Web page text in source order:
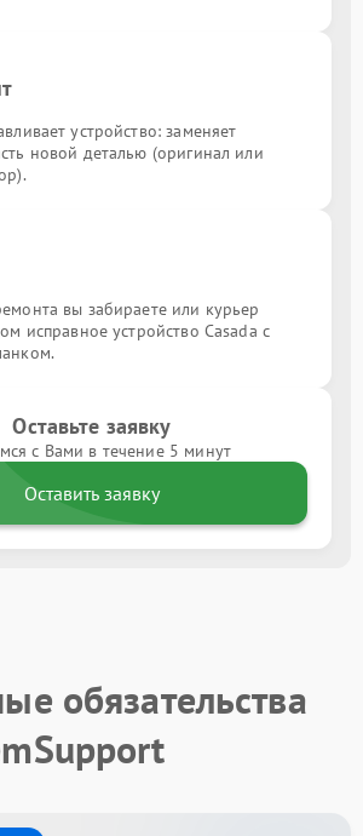
устройство: заменяет
новой деталью (оригинал или
вы забираете или курьер
исправное устройство Casada с
Оставьте заявку
с Вами в течение 5 минут
Оставить заявку
обязательства